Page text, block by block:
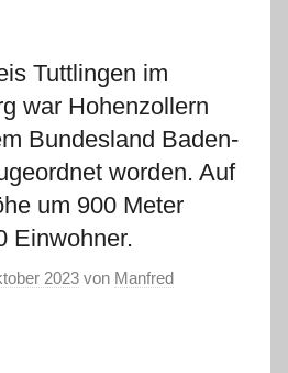
Tuttlingen im
war Hohenzollern
Bundesland Baden-
worden. Auf
um 900 Meter
Einwohner.
2023 von Manfred